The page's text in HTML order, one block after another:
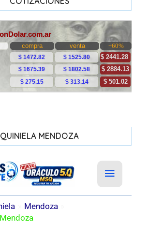
QUINIELA MENDOZA